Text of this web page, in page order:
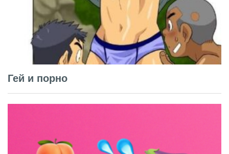
Гей и порно